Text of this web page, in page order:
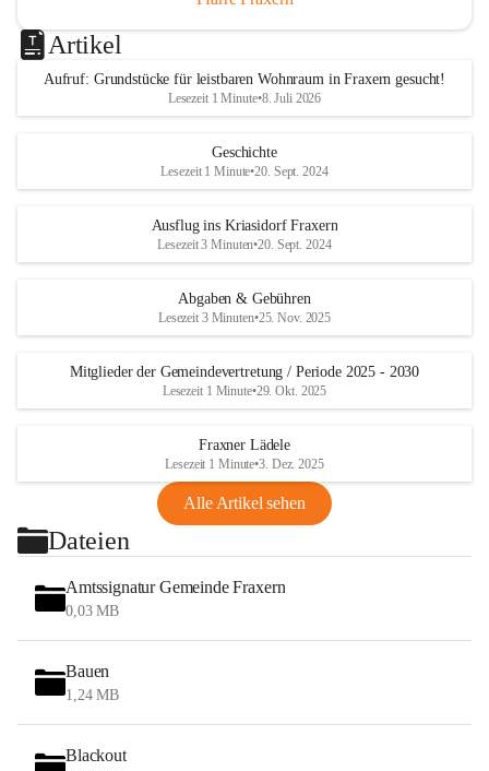
Artikel
Aufruf: Grundstücke für leistbaren Wohnraum in Fraxern gesucht!
Lesezeit 1 Minute•8. Juli 2026
Geschichte
Lesezeit 1 Minute•20. Sept. 2024
Ausflug ins Kriasidorf Fraxern
Lesezeit 3 Minuten•20. Sept. 2024
Abgaben & Gebühren
Lesezeit 3 Minuten•25. Nov. 2025
Mitglieder der Gemeindevertretung / Periode 2025 - 2030
Lesezeit 1 Minute•29. Okt. 2025
Fraxner Lädele
Lesezeit 1 Minute•3. Dez. 2025
Alle Artikel sehen
Dateien
Amtssignatur Gemeinde Fraxern
0,03 MB
Bauen
1,24 MB
Blackout